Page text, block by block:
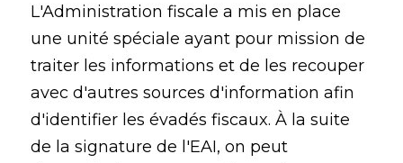
L'Administration fiscale a mis en place
une unité spéciale ayant pour mission de
traiter les informations et de les recouper
avec d'autres sources d'information afin
d'identifier les évadés fiscaux. À la suite
de la signature de l'EAI, on peut